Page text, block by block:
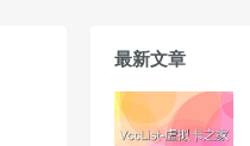
最新文章